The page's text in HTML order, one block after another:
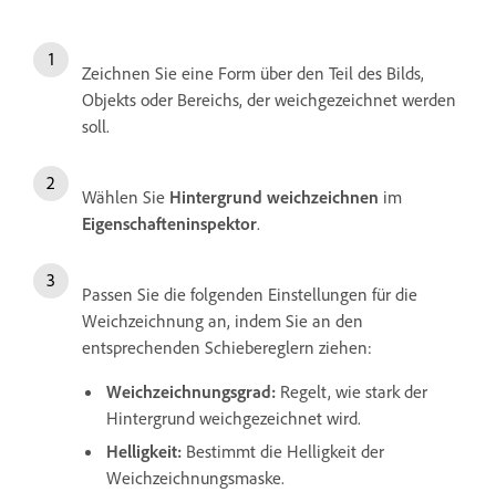
Zeichnen Sie eine Form über den Teil des Bilds,
Objekts oder Bereichs, der weichgezeichnet werden
soll.
Wählen Sie Hintergrund weichzeichnen im
Eigenschafteninspektor.
Passen Sie die folgenden Einstellungen für die
Weichzeichnung an, indem Sie an den
entsprechenden Schiebereglern ziehen:
Weichzeichnungsgrad: Regelt, wie stark der
Hintergrund weichgezeichnet wird.
Helligkeit: Bestimmt die Helligkeit der
Weichzeichnungsmaske.